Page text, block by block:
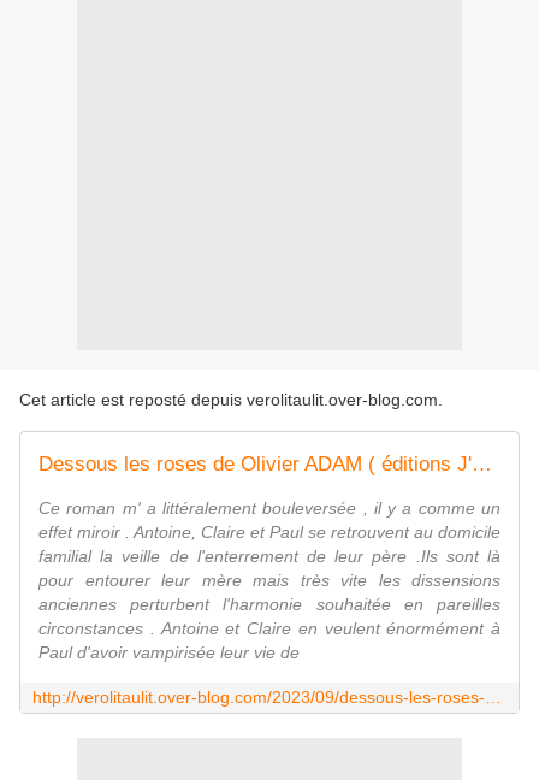
Cet article est reposté depuis verolitaulit.over-blog.com
Dessous les roses de Olivier ADAM ( éditions J'ai LU)
Ce roman m' a littéralement bouleversée , il y a comme un
effet miroir . Antoine, Claire et Paul se retrouvent au domicile
familial la veille de l'enterrement de leur père .Ils sont là
pour entourer leur mère mais très vite les dissensions
anciennes perturbent l'harmonie souhaitée en pareilles
circonstances . Antoine et Claire en veulent énormément à
Paul d'avoir vampirisée leur vie de